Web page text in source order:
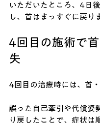
いただいたところ、4日
し、首はまっすぐに戻り
4回目の施術で
失
4回目の治療時には、首
誤った自己牽引や代償姿
り戻したことで、症状は